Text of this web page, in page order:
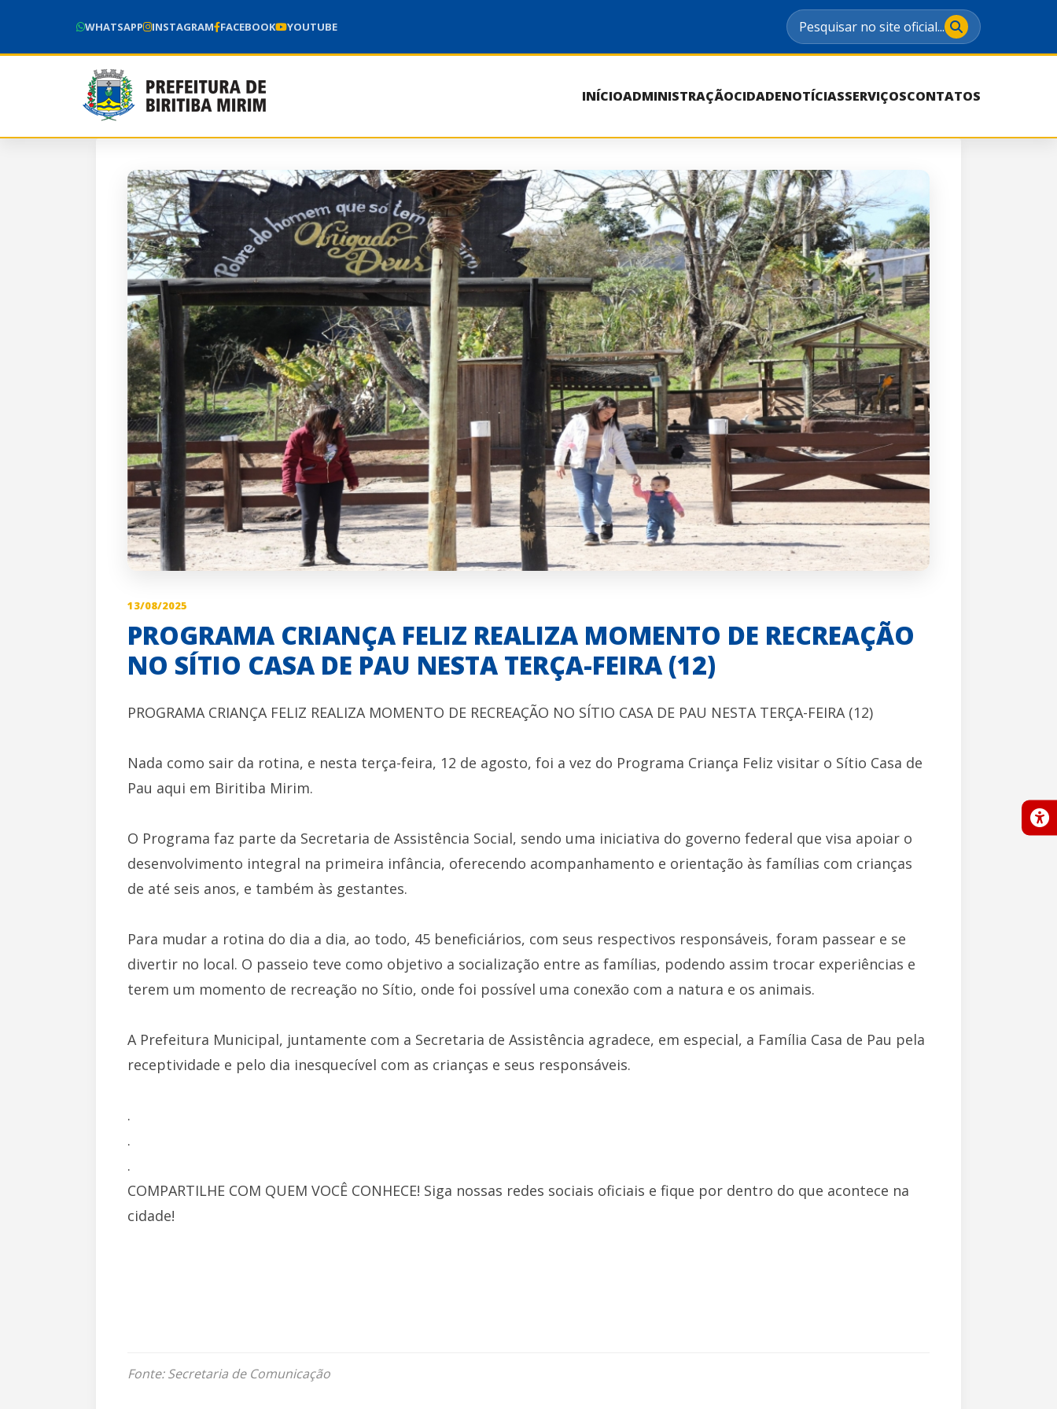
WHATSAPP INSTAGRAM FACEBOOK YOUTUBE Pesquisar no site oficial...
INÍCIOADMINISTRAÇÃOCIDADENOTÍCIASSERVIÇOSCONTATOS
13/08/2025
PROGRAMA CRIANÇA FELIZ REALIZA MOMENTO DE RECREAÇÃO
NO SÍTIO CASA DE PAU NESTA TERÇA-FEIRA (12)
PROGRAMA CRIANÇA FELIZ REALIZA MOMENTO DE RECREAÇÃO NO SÍTIO CASA DE PAU NESTA TERÇA-FEIRA (12)
Nada como sair da rotina, e nesta terça-feira, 12 de agosto, foi a vez do Programa Criança Feliz visitar o Sítio Casa de
Pau aqui em Biritiba Mirim.
O Programa faz parte da Secretaria de Assistência Social, sendo uma iniciativa do governo federal que visa apoiar o
desenvolvimento integral na primeira infância, oferecendo acompanhamento e orientação às famílias com crianças
de até seis anos, e também às gestantes.
Para mudar a rotina do dia a dia, ao todo, 45 beneficiários, com seus respectivos responsáveis, foram passear e se
divertir no local. O passeio teve como objetivo a socialização entre as famílias, podendo assim trocar experiências e
terem um momento de recreação no Sítio, onde foi possível uma conexão com a natura e os animais.
A Prefeitura Municipal, juntamente com a Secretaria de Assistência agradece, em especial, a Família Casa de Pau pela
receptividade e pelo dia inesquecível com as crianças e seus responsáveis.
.
.
.
COMPARTILHE COM QUEM VOCÊ CONHECE! Siga nossas redes sociais oficiais e fique por dentro do que acontece na
cidade!
Fonte: Secretaria de Comunicação